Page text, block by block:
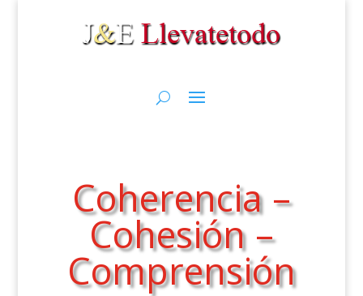
Coherencia –
Cohesión –
Comprensión